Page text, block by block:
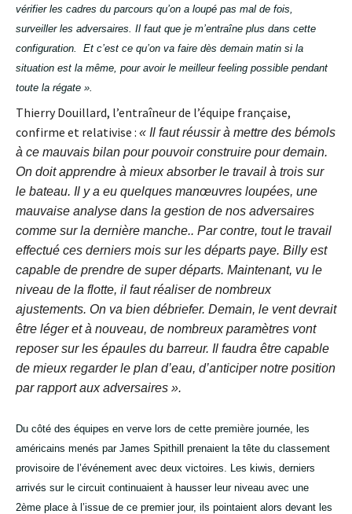
vérifier les cadres du parcours qu’on a loupé pas mal de fois,
surveiller les adversaires. Il faut que je m’entraîne plus dans cette
configuration. Et c’est ce qu’on va faire dès demain matin si la
situation est la même, pour avoir le meilleur feeling possible pendant
toute la régate ».
Thierry Douillard, l’entraîneur de l’équipe française,
confirme et relativise : « Il faut réussir à mettre des bémols
à ce mauvais bilan pour pouvoir construire pour demain.
On doit apprendre à mieux absorber le travail à trois sur
le bateau. Il y a eu quelques manœuvres loupées, une
mauvaise analyse dans la gestion de nos adversaires
comme sur la dernière manche.. Par contre, tout le travail
effectué ces derniers mois sur les départs paye. Billy est
capable de prendre de super départs. Maintenant, vu le
niveau de la flotte, il faut réaliser de nombreux
ajustements. On va bien débriefer. Demain, le vent devrait
être léger et à nouveau, de nombreux paramètres vont
reposer sur les épaules du barreur. Il faudra être capable
de mieux regarder le plan d’eau, d’anticiper notre position
par rapport aux adversaires ».
Du côté des équipes en verve lors de cette première journée, les
américains menés par James Spithill prenaient la tête du classement
provisoire de l’événement avec deux victoires. Les kiwis, derniers
arrivés sur le circuit continuaient à hausser leur niveau avec une
2ème place à l’issue de ce premier jour, ils pointaient alors devant les